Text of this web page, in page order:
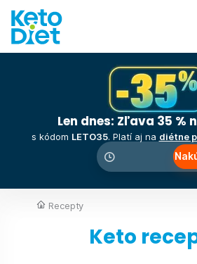
Len dnes: Zľava 35 %
s kódom LETO35. Platí aj na diétne
Recepty
Keto